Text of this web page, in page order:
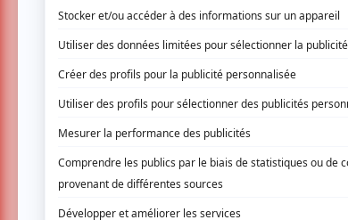
Danse
Clara Bich | 27 février 2019 |
Metteur en scène et
milieu de la danse
l’Usine C du 20 au 22 février
doubleBIS + Ode to Attempt.